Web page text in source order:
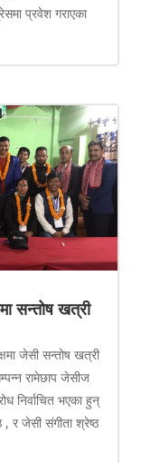
प्रवेश गराएका
सन्तोष खत्री
जेसी सन्तोष खत्री
रामेछाप जेसीज
निर्वाचित भएका हुन्
, र जेसी संगीता श्रेष्ठ